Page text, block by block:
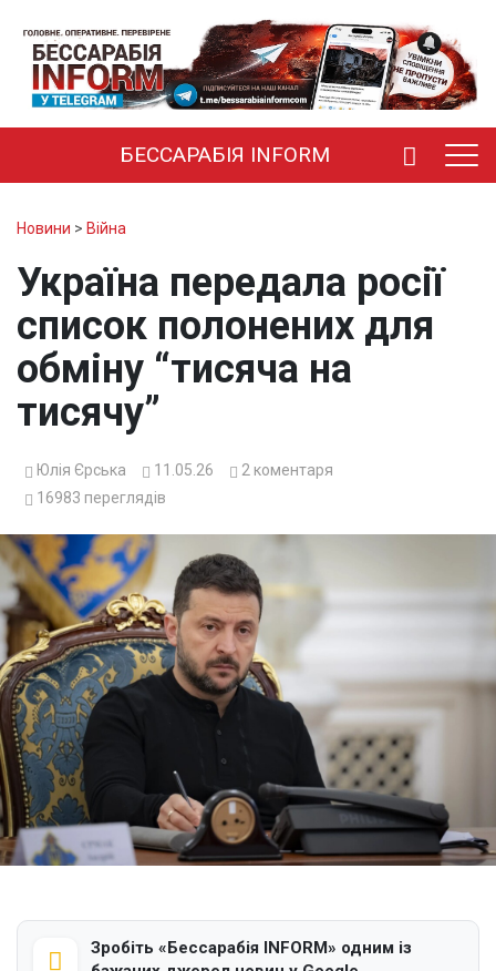
БЕССАРАБІЯ INFORM
Новини > Війна
Україна передала росії
список полонених для
обміну “тисяча на
тисячу”
Юлія Єрська 11.05.26 2 коментаря
16983 переглядів
Зробіть «Бессарабія INFORM» одним із